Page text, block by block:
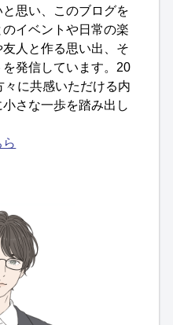
思い、このブログを
イベントや日常の楽
人と作る思い出、そ
発信しています。20
に共感いただける内
さな一歩を踏み出し